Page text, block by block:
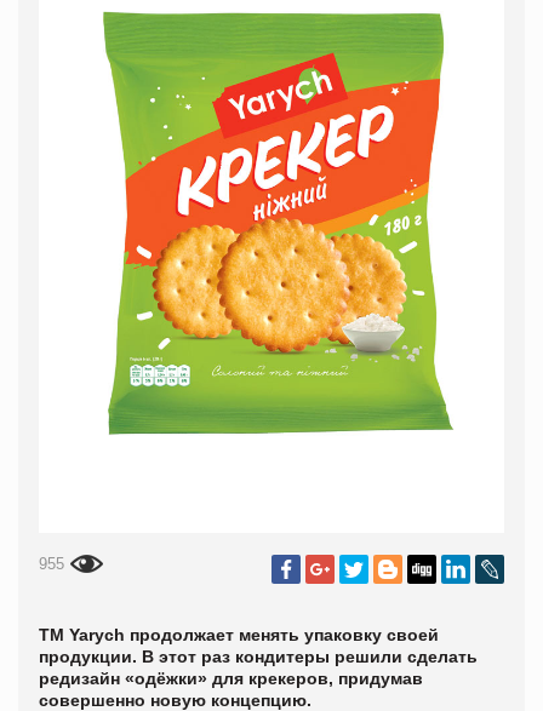
955
ТМ Yarych продолжает менять упаковку своей
продукции. В этот раз кондитеры решили сделать
редизайн «одёжки» для крекеров, придумав
совершенно новую концепцию.